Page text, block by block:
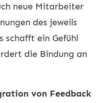
neue Mitarbeiter
des jeweils
schafft ein Gefühl
die Bindung an
von Feedback